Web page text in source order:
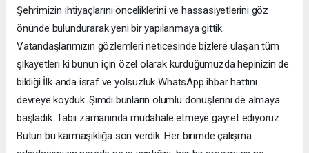
Şehrimizin ihtiyaçlarını önceliklerini ve hassasiyetlerini göz
önünde bulundurarak yeni bir yapılanmaya gittik.
Vatandaşlarımızın gözlemleri neticesinde bizlere ulaşan tüm
şikayetleri ki bunun için özel olarak kurduğumuzda hepinizin de
bildiği İlk anda israf ve yolsuzluk WhatsApp ihbar hattını
devreye koyduk. Şimdi bunların olumlu dönüşlerini de almaya
başladık. Tabii zamanında müdahale etmeye gayret ediyoruz.
Bütün bu karmaşıklığa son verdik. Her birimde çalışma